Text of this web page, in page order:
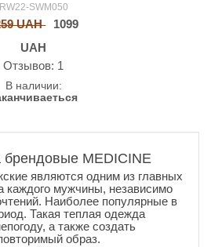
RW22-SWM050
UAH
1099
UAH
Oтзывов: 1
В наличии:
брендовые MEDICINE
являются одним из главных
каждого мужчины, независимо
Наиболее популярные в
Такая теплая одежда
а также создать
образ.